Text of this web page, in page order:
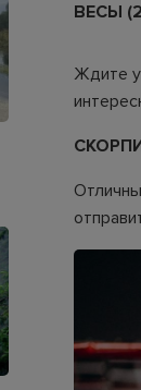
ВЕСЫ
Ждите